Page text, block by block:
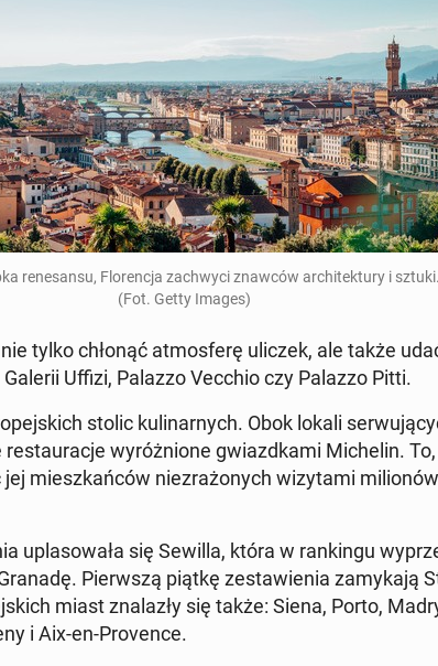
re­ne­san­su, Flo­ren­cja za­chwy­ci znawców ar­chi­tek­tu­ry i sztuki.
(Fot. Getty Images)
tylko chłonąć at­mos­fe­rę uliczek, ale także
Uffizi, Palazzo Vecchio czy Palazzo Pitti.
stolic ku­li­nar­nych. Obok lokali
wy­róż­nio­ne gwiazd­ka­mi Mi­che­lin.
miesz­kań­ców nie­zra­żo­nych wi­zy­ta­mi
upla­so­wa­ła się Sewilla, która w ran­kin­gu
Pierw­szą piątkę ze­sta­wie­nia za­my­ka­ją
miast zna­la­zły się także: Siena, Porto,
i Aix-en-Pro­ven­ce.